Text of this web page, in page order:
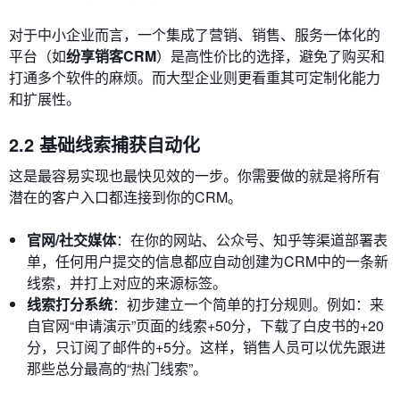
对于中小企业而言，一个集成了营销、销售、服务一体化的
平台（如纷享销客CRM）是高性价比的选择，避免了购买和
打通多个软件的麻烦。而大型企业则更看重其可定制化能力
和扩展性。
2.2 基础线索捕获自动化
这是最容易实现也最快见效的一步。你需要做的就是将所有
潜在的客户入口都连接到你的CRM。
官网/社交媒体：在你的网站、公众号、知乎等渠道部署表
单，任何用户提交的信息都应自动创建为CRM中的一条新
线索，并打上对应的来源标签。
线索打分系统：初步建立一个简单的打分规则。例如：来
自官网“申请演示”页面的线索+50分，下载了白皮书的+20
分，只订阅了邮件的+5分。这样，销售人员可以优先跟进
那些总分最高的“热门线索”。